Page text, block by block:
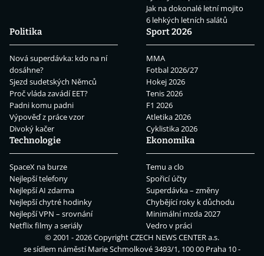
Jak na dokonalé letní mojito
6 lehkých letních salátů
Politika
Nová superdávka: kdo na ní
dosáhne?
Sjezd sudetských Němců
Proč vláda zavádí EET?
Padni komu padni
Výpověď z práce vzor
Divoký kačer
Sport 2026
MMA
Fotbal 2026/27
Hokej 2026
Tenis 2026
F1 2026
Atletika 2026
Cyklistika 2026
Technologie
SpaceX na burze
Nejlepší telefony
Nejlepší AI zdarma
Nejlepší chytré hodinky
Nejlepší VPN – srovnání
Netflix filmy a seriály
Ekonomika
Temu a clo
Spořicí účty
Superdávka – změny
Chybějící roky k důchodu
Minimální mzda 2027
Vedro v práci
© 2001 - 2026 CopyrightCZECH NEWS CENTER a.s.
se sídlem náměstí Marie Schmolkové 3493/1, 100 00 Praha 10 -